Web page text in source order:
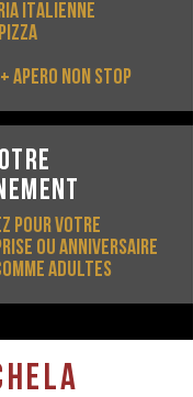
ITALIENNE
PIZZA
APERO NON STOP
pour votre
ou anniversaire
adultes